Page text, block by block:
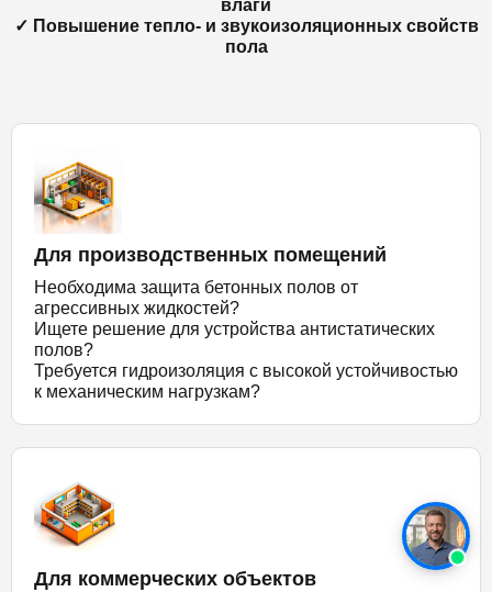
влаги
✓ Повышение тепло- и звукоизоляционных свойств
пола
Для производственных помещений
Необходима защита бетонных полов от
агрессивных жидкостей?
Ищете решение для устройства антистатических
полов?
Требуется гидроизоляция с высокой устойчивостью
к механическим нагрузкам?
Для коммерческих объектов